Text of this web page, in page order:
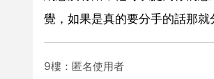
覺，如果是真的要分手的話那就
9樓：匿名使用者